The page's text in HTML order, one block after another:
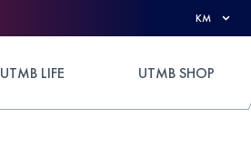
KM
UTMB LIFE UTMB SHOP